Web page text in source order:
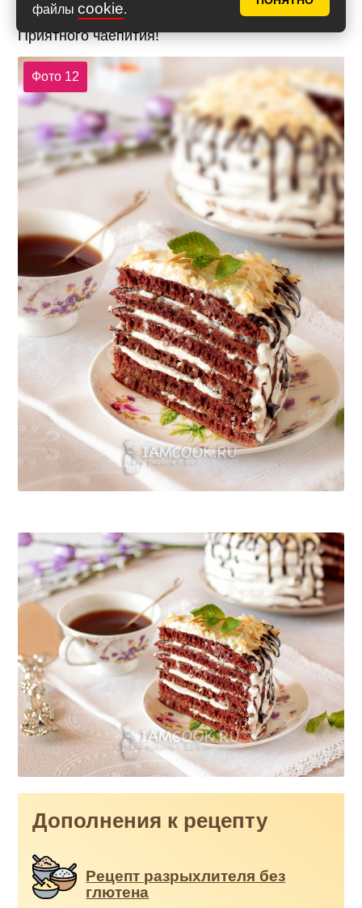
файлы cookie.
Приятного чаепития!
Фото 12
Дополнения к рецепту
Рецепт разрыхлителя без
глютена